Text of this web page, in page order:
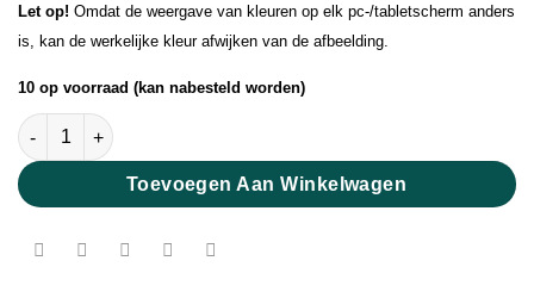
Let op! Omdat de weergave van kleuren op elk pc-/tabletscherm anders
is, kan de werkelijke kleur afwijken van de afbeelding.
10 op voorraad (kan nabesteld worden)
Pearl Mohair Peach aantal
Toevoegen Aan Winkelwagen